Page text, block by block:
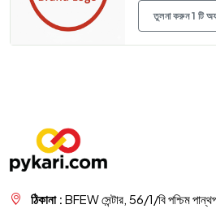
তুলনা করুন 1 টি
ঠিকানা : BFEW সেন্টার, 56/1/বি পশ্চিম